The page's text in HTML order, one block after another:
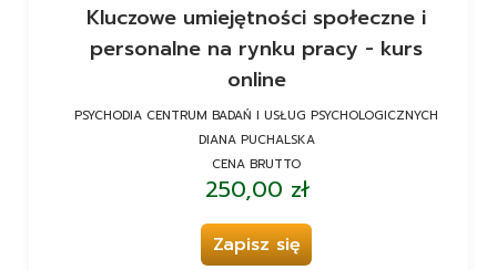
Kluczowe umiejętności społeczne i
personalne na rynku pracy - kurs
online
PSYCHODIA CENTRUM BADAŃ I USŁUG PSYCHOLOGICZNYCH
DIANA PUCHALSKA
CENA BRUTTO
250,00 zł
Zapisz się